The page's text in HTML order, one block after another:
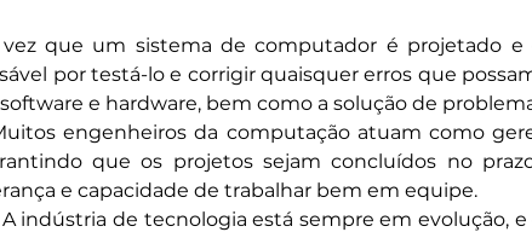
que um sistema de computador é projetado e
por testá-lo e corrigir quaisquer erros que
e hardware, bem como a solução de
engenheiros da computação atuam como
que os projetos sejam concluídos no
e capacidade de trabalhar bem em equipe.
A indústria de tecnologia está sempre em evolução,